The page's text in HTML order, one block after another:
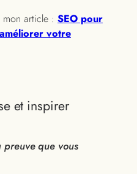
article : SEO pour
votre
et inspirer
preuve que vous